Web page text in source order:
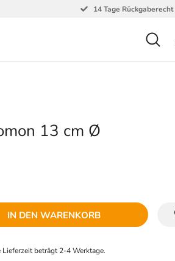
14 Tage Rückgaberecht
13 cm Ø
IN DEN WARENKORB
beträgt 2-4 Werktage.